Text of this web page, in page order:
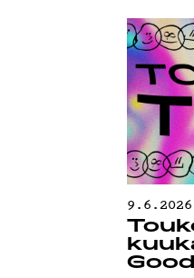
9.6.2026